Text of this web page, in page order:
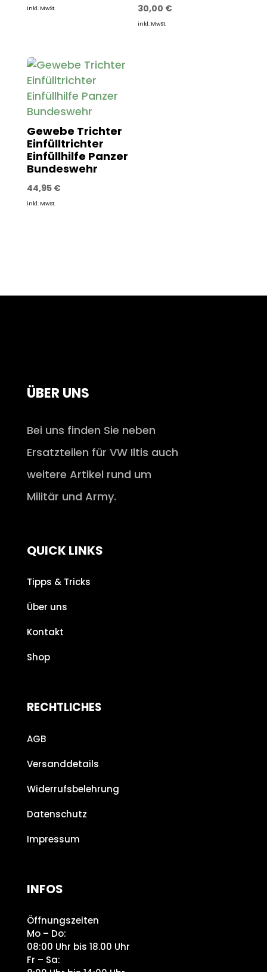
inkl. MwSt. 30,00 €
inkl. MwSt.
Gewebe Trichter
Einfülltrichter
Einfüllhilfe Panzer
Bundeswehr
44,95 €
inkl. MwSt.
ÜBER UNS
Bei uns finden Sie neben
Ersatzteilen für VW Iltis auch
weitere Artikel rund um
Militär und Army.
QUICK LINKS
Tipps & Tricks
Über uns
Kontakt
Shop
RECHTLICHES
AGB
Versanddetails
Widerrufsbelehrung
Datenschutz
Impressum
INFOS
Öffnungszeiten
Mo – Do:
08:00 Uhr bis 18.00 Uhr
Fr – Sa: